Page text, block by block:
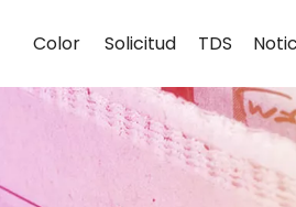
Color Solicitud TDS